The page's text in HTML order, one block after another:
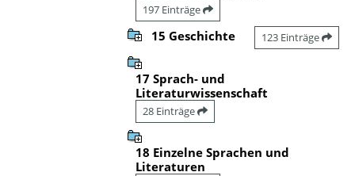
197 Einträge
15 Geschichte 123 Einträge
17 Sprach- und
Literaturwissenschaft
28 Einträge
18 Einzelne Sprachen und
Literaturen